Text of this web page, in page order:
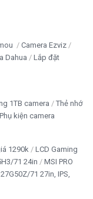
Camera Ezviz
Dahua
Lắp đặt
1TB camera
Thẻ nhớ
Phụ kiện camera
1290k
LCD Gaming
71 24in
MSI PRO
71 27in, IPS,